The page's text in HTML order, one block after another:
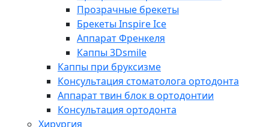
Прозрачные брекеты
Брекеты Inspire Ice
Аппарат Френкеля
Каппы 3Dsmile
Каппы при бруксизме
Консультация стоматолога ортодонта
Аппарат твин блок в ортодонтии
Консультация ортодонта
Хирургия